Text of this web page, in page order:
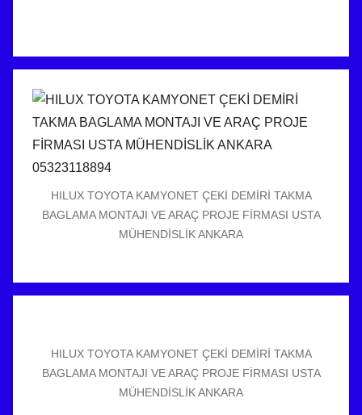
HILUX TOYOTA KAMYONET ÇEKİ DEMİRİ TAKMA
BAGLAMA MONTAJI VE ARAÇ PROJE FİRMASI USTA
MÜHENDİSLİK ANKARA
HILUX TOYOTA KAMYONET ÇEKİ DEMİRİ TAKMA
BAGLAMA MONTAJI VE ARAÇ PROJE FİRMASI USTA
MÜHENDİSLİK ANKARA